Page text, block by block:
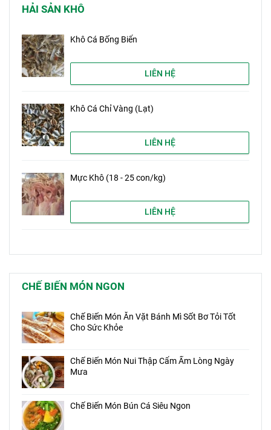
HẢI SẢN KHÔ
Khô Cá Bống Biển
LIÊN HỆ
Khô Cá Chỉ Vàng (Lạt)
LIÊN HỆ
Mực Khô (18 - 25 con/kg)
LIÊN HỆ
CHẾ BIẾN MÓN NGON
Chế Biến Món Ăn Vặt Bánh Mì Sốt Bơ Tỏi Tốt
Cho Sức Khỏe
Chế Biến Món Nui Thập Cẩm Ấm Lòng Ngày
Mưa
Chế Biến Món Bún Cá Siêu Ngon